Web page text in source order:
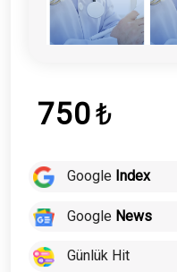
750₺
Google Index
Google News
Günlük Hit